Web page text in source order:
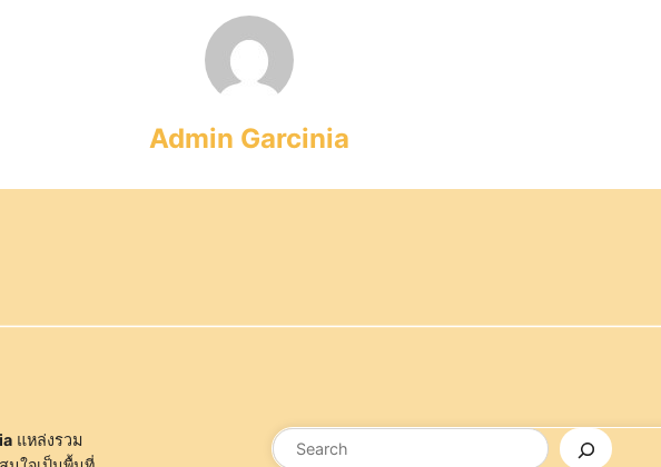
Admin Garcinia
แหล่งรวม
ค้นหา